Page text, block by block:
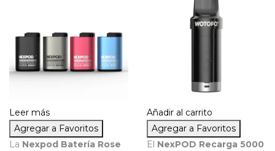
Leer más
Agregar a Favoritos
La Nexpod Batería Rose
Añadir al carrito
Agregar a Favoritos
El NexPOD Recarga 5000